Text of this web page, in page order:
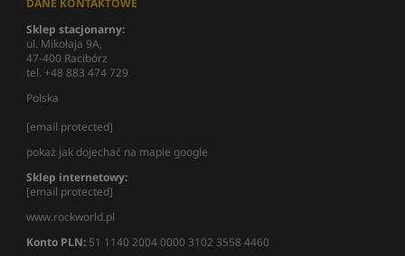
DANE KONTAKTOWE
Sklep stacjonarny:
ul. Mikołaja 9A,
47-400 Racibórz
tel. +48 883 474 729
Polska
[email protected]
pokaż jak dojechać na mapie google
Sklep internetowy:
[email protected]
www.rockworld.pl
Konto PLN: 51 1140 2004 0000 3102 3558 4460